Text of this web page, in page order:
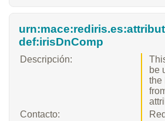
def:irisDnComp
Descripción:
be
the
Contacto: